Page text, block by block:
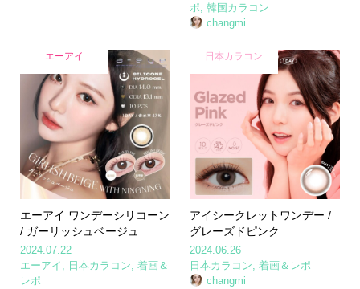
ポ ,韓国カラコン
changmi
エーアイ
エーアイ ワンデーシリコーン
/ ガーリッシュベージュ
2024.07.22
エーアイ , 日本カラコン, 着画＆
レポ
日本カラコン
アイシークレットワンデー /
グレーズドピンク
2024.06.26
日本カラコン,着画＆レポ
changmi